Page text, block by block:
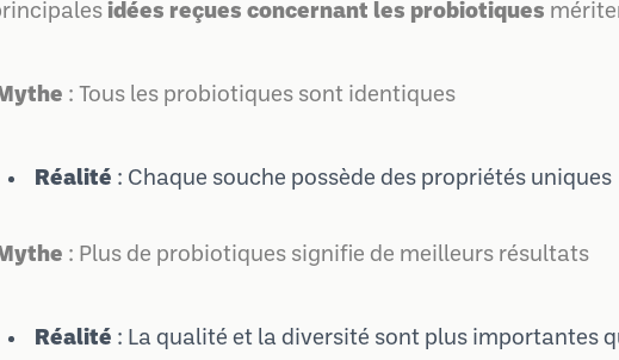
idées reçues concernant les probiotiques
Mythe : Tous les probiotiques sont identiques
Réalité : Chaque souche possède des propriétés uniques
Mythe : Plus de probiotiques signifie de meilleurs résultats
Réalité : La qualité et la diversité sont plus importantes